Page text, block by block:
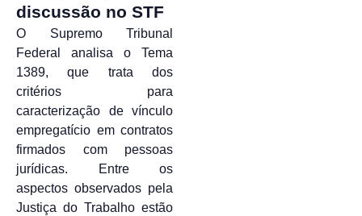
discussão no STF
O Supremo Tribunal
Federal analisa o Tema
1389, que trata dos
critérios para
caracterização de vínculo
empregatício em contratos
firmados com pessoas
jurídicas. Entre os
aspectos observados pela
Justiça do Trabalho estão